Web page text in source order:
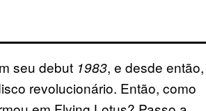
seu debut 1983, e desde então,
revolucionário. Então, como